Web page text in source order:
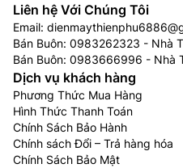
Liên hệ Với Chúng Tôi
Email:
Bán Buôn: 0983262323 - Nhà
Bán Buôn: 0983666996 - Nhà
Dịch vụ khách hàng
Phương Thức Mua Hàng
Hình Thức Thanh Toán
Chính Sách Bảo Hành
Chính sách Đổi – Trả hàng hóa
Chính Sách Bảo Mật